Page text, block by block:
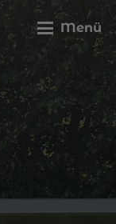
Menü